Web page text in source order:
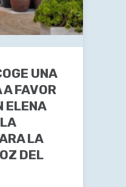
UNA
FAVOR
ELENA
LA
DEL